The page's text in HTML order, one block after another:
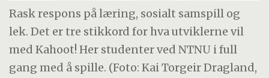
Rask respons på læring, sosialt samspill og
lek. Det er tre stikkord for hva utviklerne vil
med Kahoot! Her studenter ved NTNU i full
gang med å spille. (Foto: Kai Torgeir Dragland,